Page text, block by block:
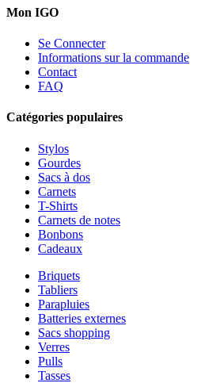
Mon IGO
Se Connecter
Informations sur la commande
Contact
FAQ
Catégories populaires
Stylos
Gourdes
Sacs à dos
Carnets
T-Shirts
Carnets de notes
Bonbons
Cadeaux
Briquets
Tabliers
Parapluies
Batteries externes
Sacs shopping
Verres
Pulls
Tasses